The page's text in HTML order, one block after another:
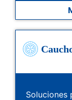
Soluciones